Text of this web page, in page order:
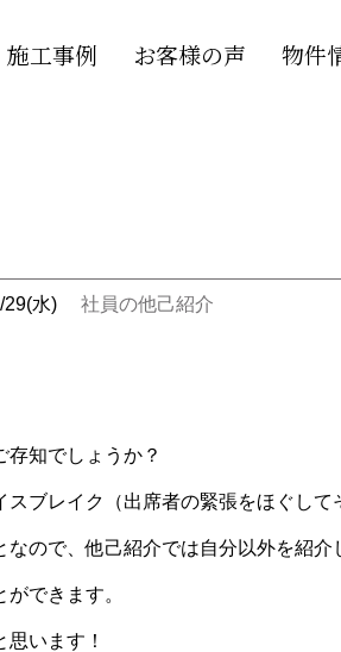
施工事例 お客様の声 物件
29(水) 社員の他己紹介
知でしょうか？
ブレイク（出席者の緊張をほぐし
ので、他己紹介では自分以外を紹介
できます。
います！